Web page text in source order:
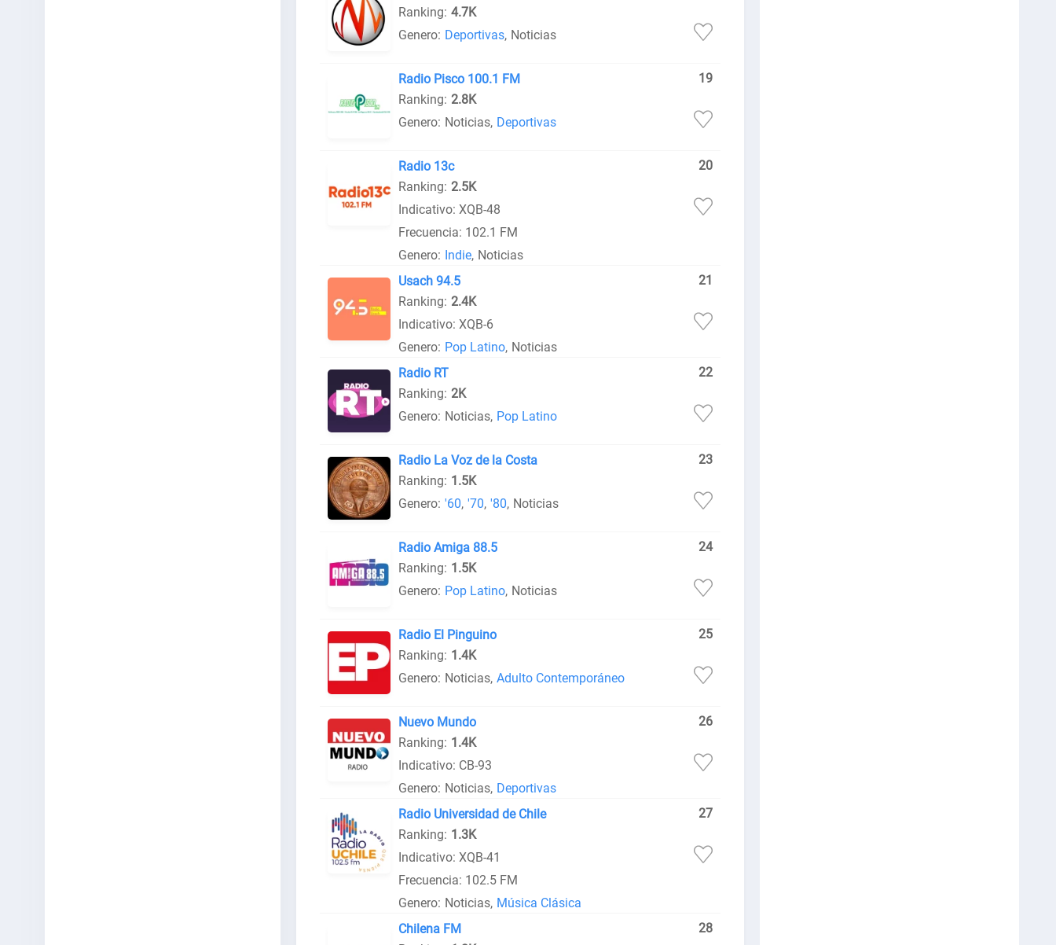
Ranking: 4.7K
Genero: Deportivas, Noticias
Radio Pisco 100.1 FM
19
Ranking: 2.8K
Genero: Noticias, Deportivas
Radio 13c
20
Ranking: 2.5K
Indicativo: XQB-48
Frecuencia: 102.1 FM
Genero: Indie, Noticias
Usach 94.5
21
Ranking: 2.4K
Indicativo: XQB-6
Genero: Pop Latino, Noticias
Radio RT
22
Ranking: 2K
Genero: Noticias, Pop Latino
Radio La Voz de la Costa
23
Ranking: 1.5K
Genero: '60, '70, '80, Noticias
Radio Amiga 88.5
24
Ranking: 1.5K
Genero: Pop Latino, Noticias
Radio El Pinguino
25
Ranking: 1.4K
Genero: Noticias, Adulto Contemporáneo
Nuevo Mundo
26
Ranking: 1.4K
Indicativo: CB-93
Genero: Noticias, Deportivas
Radio Universidad de Chile
27
Ranking: 1.3K
Indicativo: XQB-41
Frecuencia: 102.5 FM
Genero: Noticias, Música Clásica
Chilena FM
28